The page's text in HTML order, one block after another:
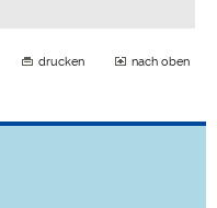
drucken nach oben